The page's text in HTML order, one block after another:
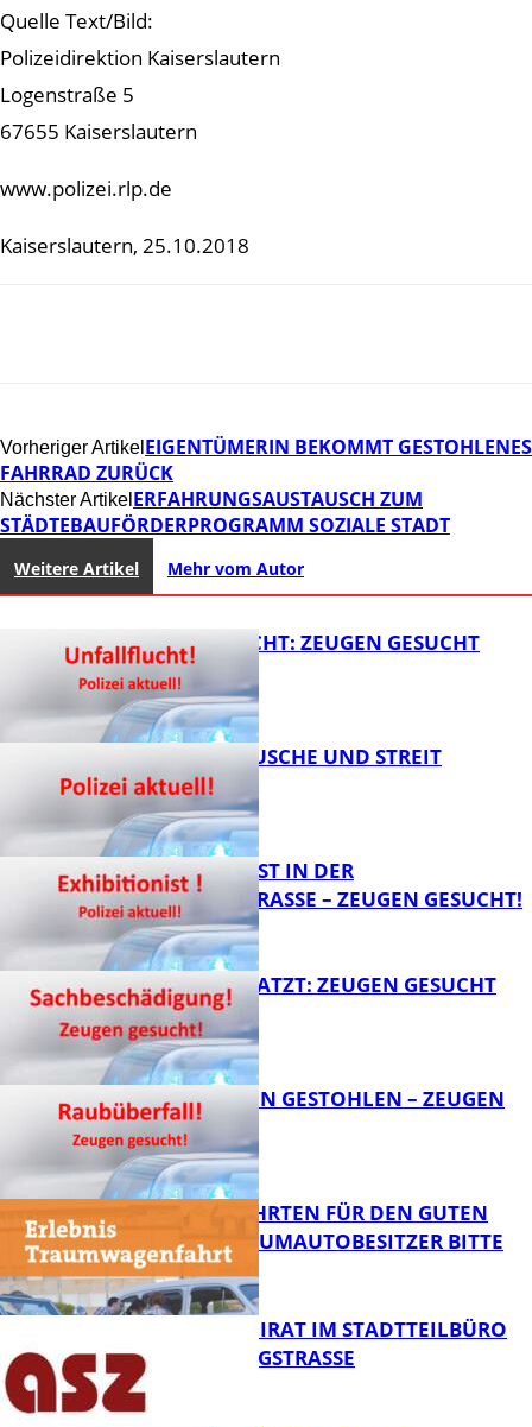
Quelle Text/Bild:
Polizeidirektion Kaiserslautern
Logenstraße 5
67655 Kaiserslautern
www.polizei.rlp.de
Kaiserslautern, 25.10.2018
Vorheriger Artikel EIGENTÜMERIN BEKOMMT GESTOHLENES
FAHRRAD ZURÜCK
Nächster Artikel ERFAHRUNGSAUSTAUSCH ZUM
STÄDTEBAUFÖRDERPROGRAMM SOZIALE STADT
Weitere Artikel Mehr vom Autor
UNFALLFLUCHT: ZEUGEN GESUCHT
KNALLGERÄUSCHE UND STREIT
EXHIBITIONIST IN DER
VELMANNSTRASSE – ZEUGEN GESUCHT!
AUTO ZERKRATZT: ZEUGEN GESUCHT
FB News
TEURE KETTEN GESTOHLEN – ZEUGEN
GESUCHT!
FB News
SPENDENFAHRTEN FÜR DEN GUTEN
ZWECK – TRAUMAUTOBESITZER BITTE
MELDEN!
SENIORENBEIRAT IM STADTTEILBÜRO
IN DER KÖNIGSTRASSE